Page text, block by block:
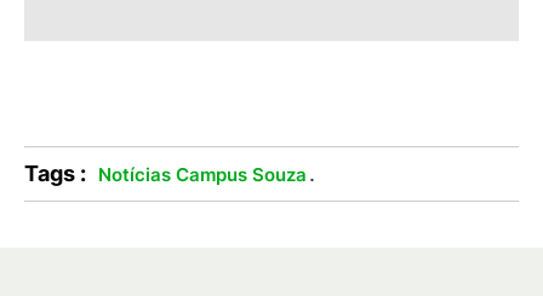
Tags : Notícias Campus Souza .